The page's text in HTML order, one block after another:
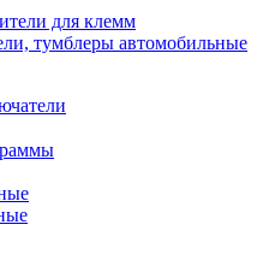
для клемм
тумблеры автомобильные